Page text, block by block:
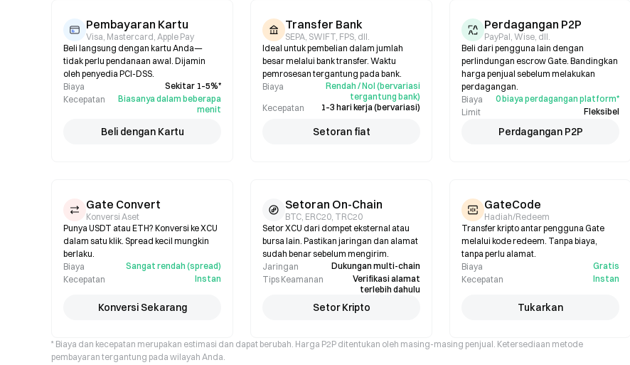
Pembayaran Kartu
Visa, Mastercard, Apple Pay
Beli langsung dengan kartu Anda—
tidak perlu pendanaan awal. Dijamin
oleh penyedia PCI-DSS.
Biaya
Sekitar 1–5%*
Kecepatan
Biasanya dalam beberapa
menit
Beli dengan Kartu
Transfer Bank
SEPA, SWIFT, FPS, dll.
Ideal untuk pembelian dalam jumlah
besar melalui bank transfer. Waktu
pemrosesan tergantung pada bank.
Biaya
Rendah / Nol (bervariasi
tergantung bank)
Kecepatan
1–3 hari kerja (bervariasi)
Setoran fiat
Perdagangan P2P
PayPal, Wise, dll.
Beli dari pengguna lain dengan
perlindungan escrow Gate. Bandingkan
harga penjual sebelum melakukan
perdagangan.
Biaya
0 biaya perdagangan platform*
Limit
Fleksibel
Perdagangan P2P
Gate Convert
Konversi Aset
Punya USDT atau ETH? Konversi ke XCU
dalam satu klik. Spread kecil mungkin
berlaku.
Biaya
Sangat rendah (spread)
Kecepatan
Instan
Konversi Sekarang
Setoran On-Chain
BTC, ERC20, TRC20
Setor XCU dari dompet eksternal atau
bursa lain. Pastikan jaringan dan alamat
sudah benar sebelum mengirim.
Jaringan
Dukungan multi-chain
Tips Keamanan
Verifikasi alamat
terlebih dahulu
Setor Kripto
GateCode
Hadiah/Redeem
Transfer kripto antar pengguna Gate
melalui kode redeem. Tanpa biaya,
tanpa perlu alamat.
Biaya
Gratis
Kecepatan
Instan
Tukarkan
* Biaya dan kecepatan merupakan estimasi dan dapat berubah. Harga P2P ditentukan oleh masing-masing penjual. Ketersediaan metode
pembayaran tergantung pada wilayah Anda.